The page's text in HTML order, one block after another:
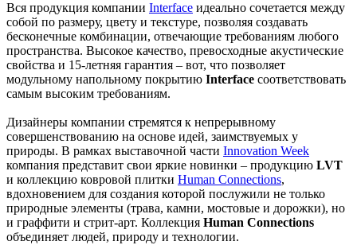
Вся продукция компании Interface идеально сочетается между
собой по размеру, цвету и текстуре, позволяя создавать
бесконечные комбинации, отвечающие требованиям любого
пространства. Высокое качество, превосходные акустические
свойства и 15-летняя гарантия – вот, что позволяет
модульному напольному покрытию Interface соответствовать
самым высоким требованиям.
Дизайнеры компании стремятся к непрерывному
совершенствованию на основе идей, заимствуемых у
природы. В рамках выставочной части Innovation Week
компания представит свои яркие новинки – продукцию LVT
и коллекцию ковровой плитки Human Connections,
вдохновением для создания которой послужили не только
природные элементы (трава, камни, мостовые и дорожки), но
и граффити и стрит-арт. Коллекция Human Connections
объединяет людей, природу и технологии.